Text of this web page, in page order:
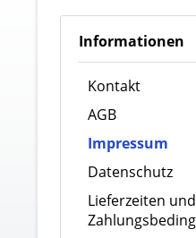
Informationen
Kontakt
AGB
Impressum
Datenschutz
Lieferzeiten und